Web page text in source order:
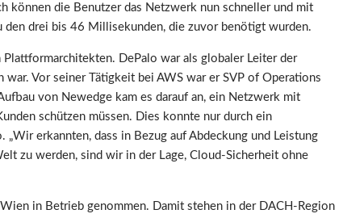
können die Benutzer das Netzwerk nun schneller und mit
drei bis 46 Millisekunden, die zuvor benötigt wurden.
DePalo war als globaler Leiter der
Vor seiner Tätigkeit bei AWS war er SVP of Operations
von Newedge kam es darauf an, ein Netzwerk mit
schützen müssen. Dies konnte nur durch ein
erkannten, dass in Bezug auf Abdeckung und Leistung
zu werden, sind wir in der Lage, Cloud-Sicherheit ohne
in Betrieb genommen. Damit stehen in der DACH-Region